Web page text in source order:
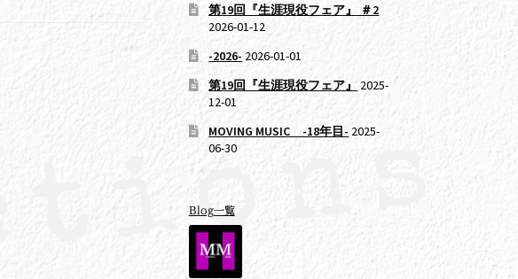
第19回『生涯現役フェア』 ＃2
2026-01-12
-2026- 2026-01-01
第19回『生涯現役フェア』
2025-
12-01
MOVING MUSIC -18年目- 2025-
06-30
Blog一覧